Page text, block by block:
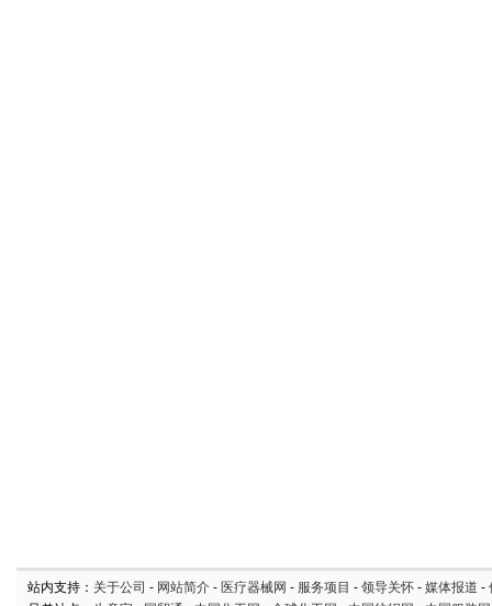
站内支持： 关于公司 - 网站简介 - 医疗器械网 - 服务项目 - 领导关怀 - 媒体报道 -